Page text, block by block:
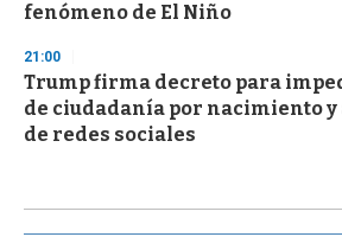
fenómeno de El Niño
21:00
Trump firma decreto para
de ciudadanía por nacimiento
de redes sociales